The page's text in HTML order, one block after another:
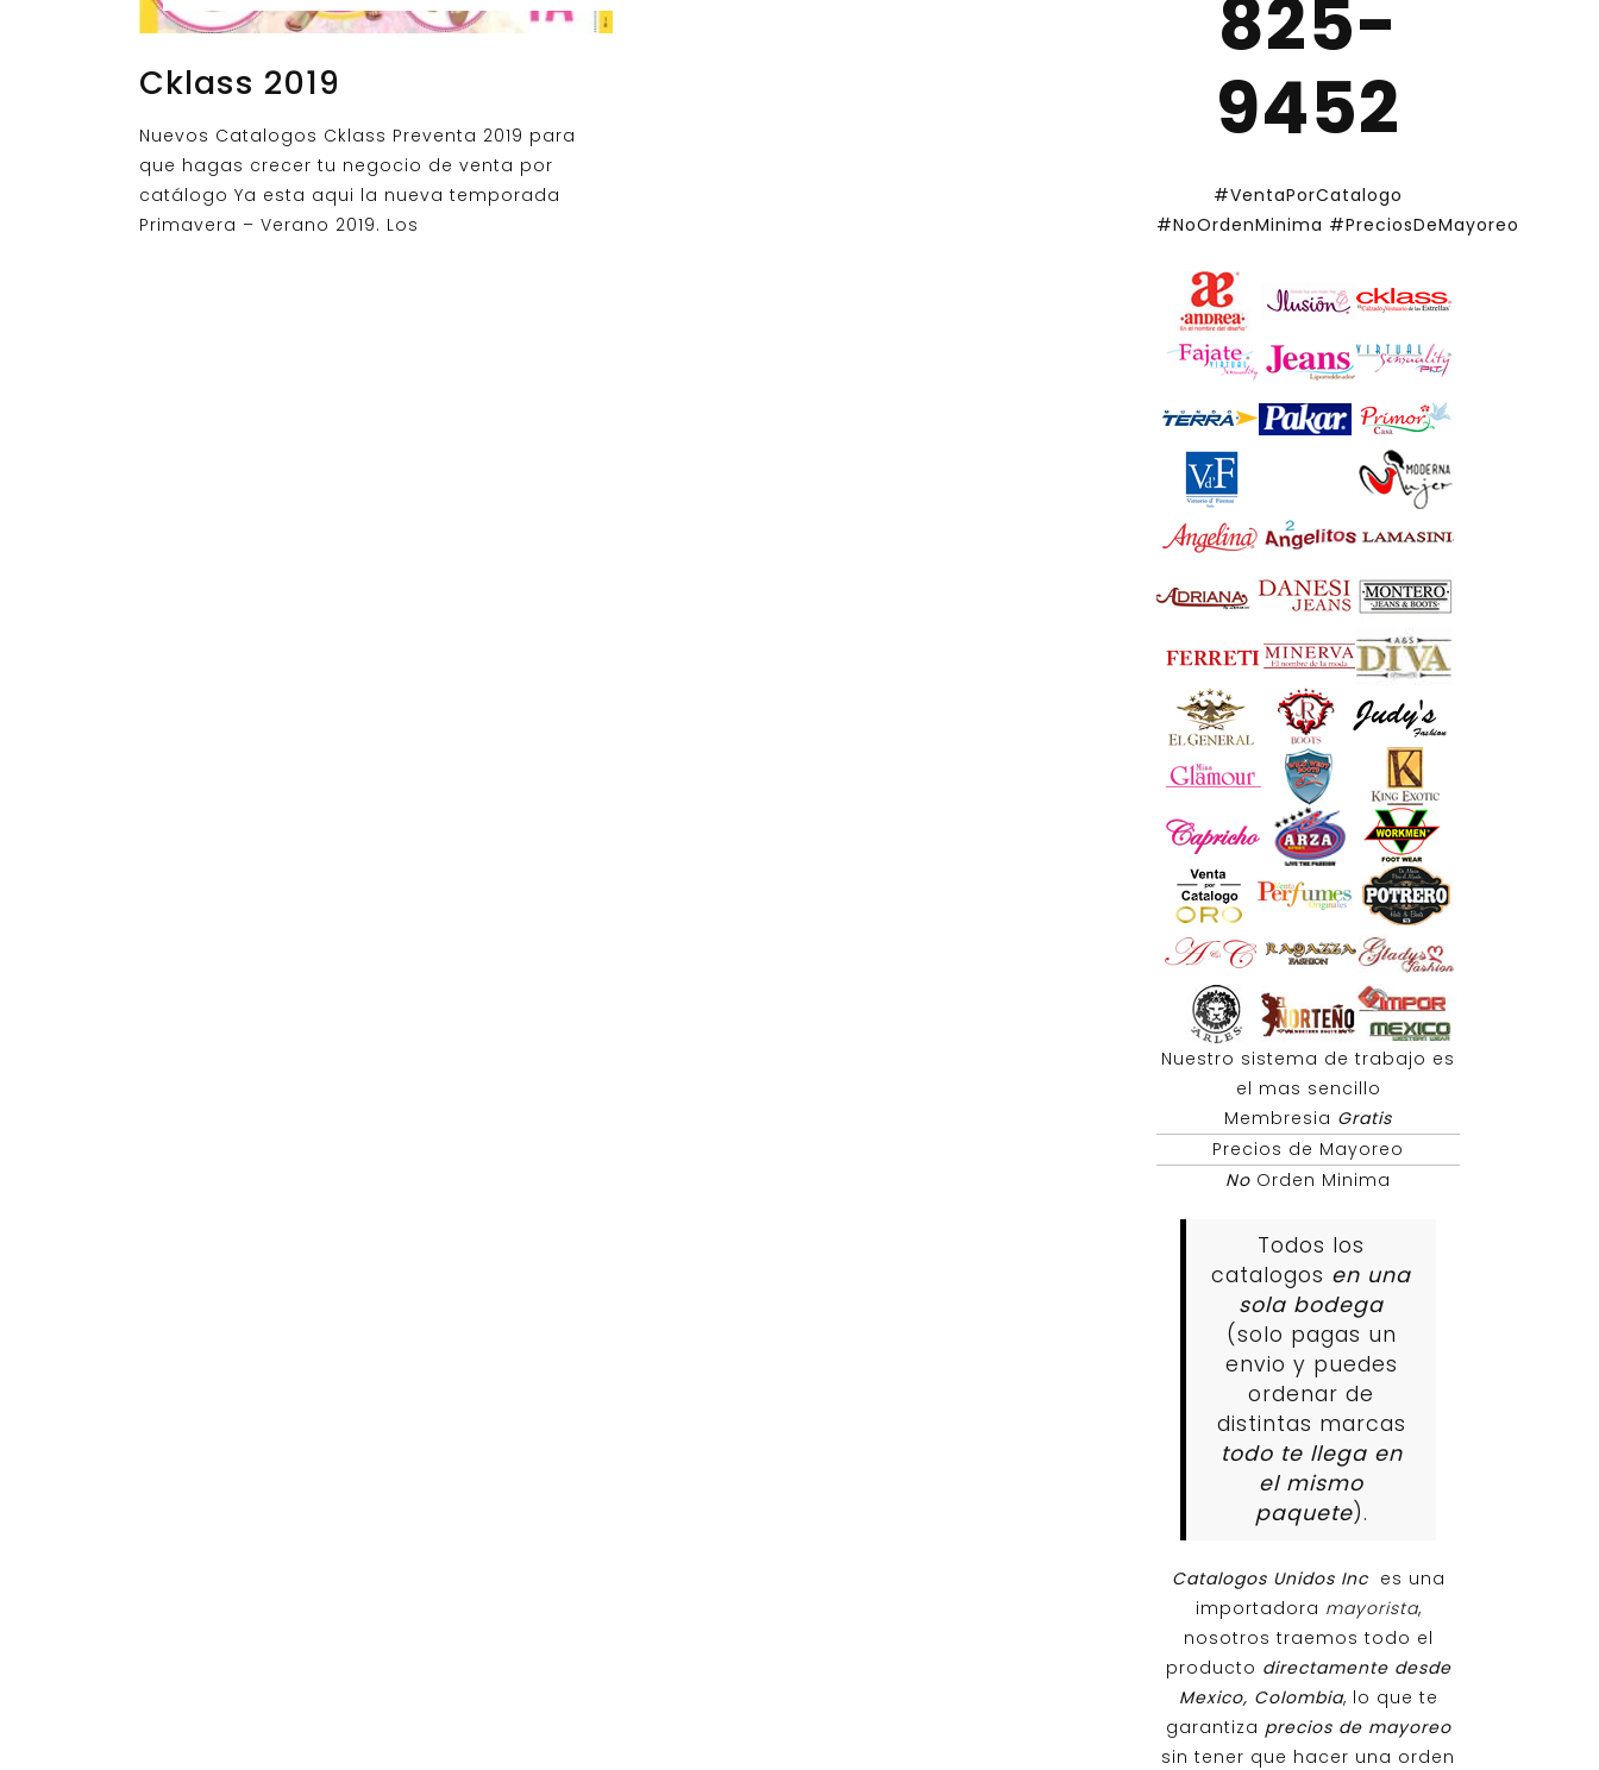
Cklass 2019
Nuevos Catalogos Cklass Preventa 2019 para
que hagas crecer tu negocio de venta por
catálogo Ya esta aqui la nueva temporada
Primavera – Verano 2019. Los
825-
9452
#VentaPorCatalogo
#NoOrdenMinima #PreciosDeMayoreo
Nuestro sistema de trabajo es
el mas sencillo
Membresia Gratis
Precios de Mayoreo
No Orden Minima
Todos los
catalogos en una
sola bodega
(solo pagas un
envio y puedes
ordenar de
distintas marcas
todo te llega en
el mismo
paquete).
Catalogos Unidos Inc es una
importadora mayorista,
nosotros traemos todo el
producto directamente desde
Mexico, Colombia, lo que te
garantiza precios de mayoreo
sin tener que hacer una orden